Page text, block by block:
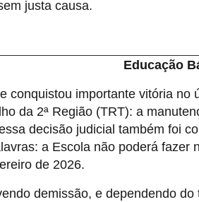
justa causa.
Educação
conquistou importante vitória no
da 2ª Região (TRT): a
decisão judicial também foi
a Escola não poderá fazer
de 2026.
demissão, e dependendo